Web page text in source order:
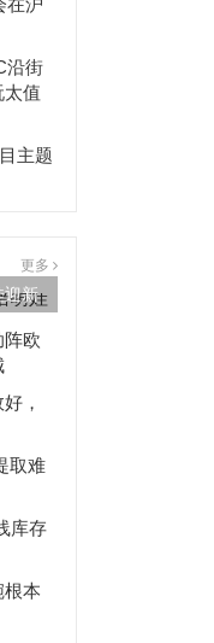
在沪
沿街
值
主题
更多
迎新
欧
，
取难
库存
本